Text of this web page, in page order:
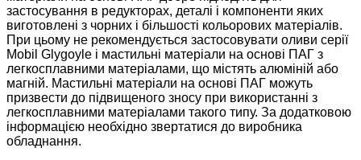
застосування в редукторах, деталі і компоненти яких
виготовлені з чорних і більшості кольорових матеріалів.
При цьому не рекомендується застосовувати оливи серії
Mobil Glygoyle і мастильні матеріали на основі ПАГ з
легкосплавними матеріалами, що містять алюміній або
магній. Мастильні матеріали на основі ПАГ можуть
призвести до підвищеного зносу при використанні з
легкосплавними матеріалами такого типу. За додатковою
інформацією необхідно звертатися до виробника
обладнання.